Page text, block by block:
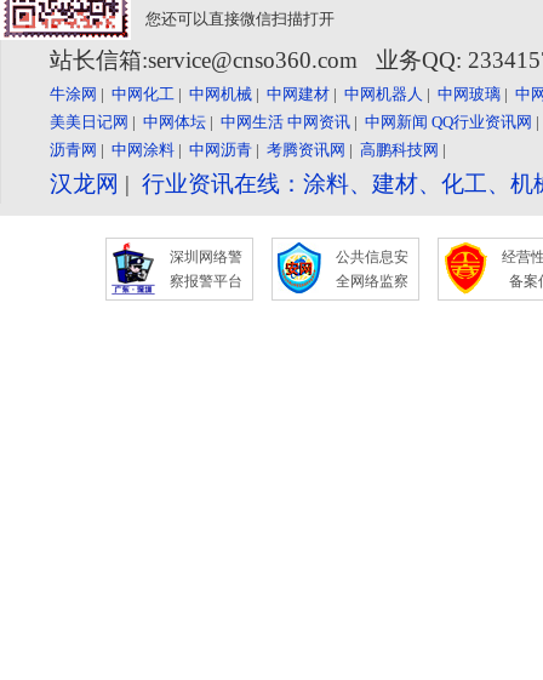
您还可以直接微信扫描打开
站长信箱:service@cnso360.com 业务QQ:
牛涂网 | 中网化工 | 中网机械 | 中网建材 | 中网机器人 | 中网玻璃 | 中
美美日记网 | 中网体坛 | 中网生活 中网资讯 | 中网新闻 QQ行业资讯网
沥青网 | 中网涂料 | 中网沥青 | 考腾资讯网 | 高鹏科技网 |
汉龙网 | 行业资讯在线：涂料、建材、化工、
深圳网络警
察报警平台
公共信息安
全网络监察
经营
备案